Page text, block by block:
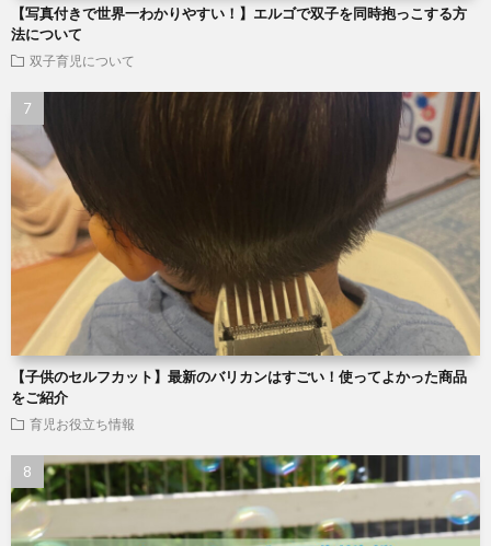
【写真付きで世界一わかりやすい！】エルゴで双子を同時抱っこする方
法について
双子育児について
【子供のセルフカット】最新のバリカンはすごい！使ってよかった商品
をご紹介
育児お役立ち情報